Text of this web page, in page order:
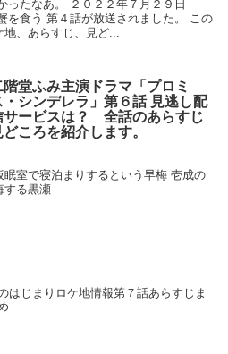
たなあ。 ２０２２年７月２９日
を食う 第４話が放送されました。 この
、あらすじ、見ど...
階堂ふみ主演ドラマ「プロミ
・シンデレラ」第６話 見逃し配
サービスは？ 全話のあらすじ
どころを紹介します。
室で寝泊まりするという早梅 壱成の
する黒瀬
はじまりロケ地情報第７話あらすじま